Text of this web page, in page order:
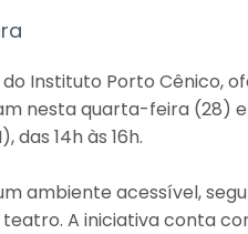
Instituto Porto Cênico,
nesta quarta-feira (28)
das 14h às 16h.
ambiente acessível,
A iniciativa conta